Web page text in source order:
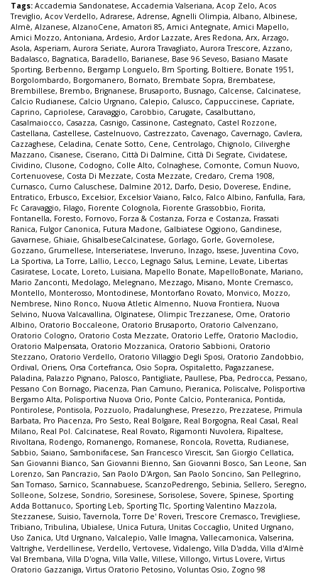
Tags: Accademia Sandonatese, Accademia Valseriana, Acop Zelo, Acos
Treviglio, Acov Verdello, Adrarese, Adrense, Agnelli Olimpia, Albano, Albinese,
Almè, Alzanese, AlzanoCene, Amatori 85, Amici Antegnate, Amici Mapello,
Amici Mozzo, Antoniana, Ardesio, Ardor Lazzate, Ares Redona, Arx, Arzago,
Asola, Asperiam, Aurora Seriate, Aurora Travagliato, Aurora Trescore, Azzano,
Badalasco, Bagnatica, Baradello, Barianese, Base 96 Seveso, Basiano Masate
Sporting, Berbenno, Bergamp Longuelo, Bm Sporting, Boltiere, Bonate 1951,
Borgolombardo, Borgomanero, Bornato, Brembate Sopra, Brembatese,
Brembillese, Brembo, Brignanese, Brusaporto, Busnago, Calcense, Calcinatese,
Calcio Rudianese, Calcio Urgnano, Calepio, Calusco, Cappuccinese, Capriate,
Caprino, Capriolese, Caravaggio, Carobbio, Carugate, Casalbuttano,
Casalmaiocco, Casazza, Casnigo, Cassinone, Castegnato, Castel Rozzone,
Castellana, Castellese, Castelnuovo, Castrezzato, Cavenago, Cavernago, Cavlera,
Cazzaghese, Celadina, Cenate Sotto, Cene, Centrolago, Chignolo, Ciliverghe
Mazzano, Cisanese, Ciserano, Città Di Dalmine, Città Di Segrate, Cividatese,
Cividino, Clusone, Codogno, Colle Alto, Colnaghese, Comonte, Comun Nuovo,
Cortenuovese, Costa Di Mezzate, Costa Mezzate, Credaro, Crema 1908,
Curnasco, Curno Caluschese, Dalmine 2012, Darfo, Desio, Doverese, Endine,
Entratico, Erbusco, Excelsior, Excelsior Vaiano, Falco, Falco Albino, Fanfulla, Fara,
Fc Caravaggio, Filago, Fiorente Colognola, Fiorente Grassobbio, Fiorita,
Fontanella, Foresto, Fornovo, Forza & Costanza, Forza e Costanza, Frassati
Ranica, Fulgor Canonica, Futura Madone, Galbiatese Oggiono, Gandinese,
Gavarnese, Ghiaie, GhisalbeseCalcinatese, Gorlago, Gorle, Governolese,
Gozzano, Grumellese, Interseriatese, Inveruno, Inzago, Issese, Juventina Covo,
La Sportiva, La Torre, Lallio, Lecco, Legnago Salus, Lemine, Levate, Libertas
Casiratese, Locate, Loreto, Luisiana, Mapello Bonate, MapelloBonate, Mariano,
Mario Zanconti, Medolago, Melegnano, Mezzago, Misano, Monte Cremasco,
Montello, Monterosso, Montodinese, Montorfano Rovato, Monvico, Mozzo,
Nembrese, Nino Ronco, Nuova Atletic Almenno, Nuova Frontiera, Nuova
Selvino, Nuova Valcavallina, Olginatese, Olimpic Trezzanese, Ome, Oratorio
Albino, Oratorio Boccaleone, Oratorio Brusaporto, Oratorio Calvenzano,
Oratorio Cologno, Oratorio Costa Mezzate, Oratorio Leffe, Oratorio Maclodio,
Oratorio Malpensata, Oratorio Mozzanica, Oratorio Sabbioni, Oratorio
Stezzano, Oratorio Verdello, Oratorio Villaggio Degli Sposi, Oratorio Zandobbio,
Ordival, Oriens, Orsa Cortefranca, Osio Sopra, Ospitaletto, Pagazzanese,
Paladina, Palazzo Pignano, Palosco, Pantigliate, Paullese, Pba, Pedrocca, Pessano,
Pessano Con Bornago, Piacenza, Pian Camuno, Pieranica, Poliscalve, Polisportiva
Bergamo Alta, Polisportiva Nuova Orio, Ponte Calcio, Ponteranica, Pontida,
Pontirolese, Pontisola, Pozzuolo, Pradalunghese, Presezzo, Prezzatese, Primula
Barbata, Pro Piacenza, Pro Sesto, Real Bolgare, Real Borgogna, Real Casal, Real
Milano, Real Pol. Calcinatese, Real Rovato, Rigamonti Nuvolera, Ripaltese,
Rivoltana, Rodengo, Romanengo, Romanese, Roncola, Rovetta, Rudianese,
Sabbio, Saiano, Sambonifacese, San Francesco Virescit, San Giorgio Cellatica,
San Giovanni Bianco, San Giovanni Bienno, San Giovanni Bosco, San Leone, San
Lorenzo, San Pancrazio, San Paolo D'Argon, San Paolo Soncino, San Pellegrino,
San Tomaso, Sarnico, Scannabuese, ScanzoPedrengo, Sebinia, Sellero, Seregno,
Solleone, Solzese, Sondrio, Soresinese, Sorisolese, Sovere, Spinese, Sporting
Adda Bottanuco, Sporting Leb, Sporting Tlc, Sporting Valentino Mazzola,
Stezzanese, Suisio,Tavernola,Torre De' Roveri,Trescore Cremasco,Trevigliese,
Tribiano,Tribulina, Ubialese, Unica Futura, Unitas Coccaglio, United Urgnano,
Uso Zanica, Utd Urgnano, Valcalepio, Valle Imagna, Vallecamonica, Valserina,
Valtrighe, Verdellinese, Verdello, Vertovese, Vidalengo, Villa D'adda, Villa d'Almè
Val Brembana, Villa D'ogna, Villa Valle, Villese, Villongo, Virtus Lovere, Virtus
Oratorio Gazzaniga, Virtus Oratorio Petosino, Voluntas Osio, Zogno 98